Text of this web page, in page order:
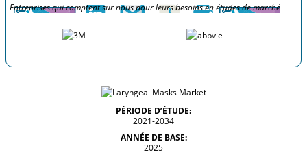
Entreprises qui comptent sur nous pour leurs besoins en études de marché
PÉRIODE D’ÉTUDE:
2021-2034
ANNÉE DE BASE:
2025